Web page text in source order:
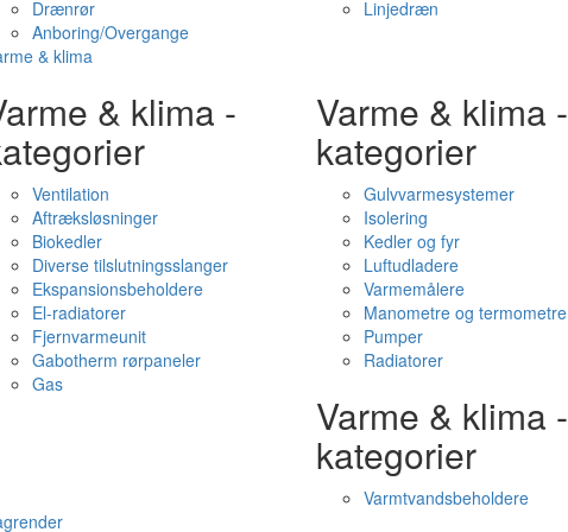
Drænrør
Anboring/Overgange
Linjedræn
& klima
& klima -
Ventilation
Aftræksløsninger
Biokedler
Diverse tilslutningsslanger
Ekspansionsbeholdere
El-radiatorer
Fjernvarmeunit
Gabotherm rørpaneler
Gas
Varme & klima -
kategorier
Gulvvarmesystemer
Isolering
Kedler og fyr
Luftudladere
Varmemålere
Manometre og termometre
Pumper
Radiatorer
Varme & klima -
kategorier
Varmtvandsbeholdere